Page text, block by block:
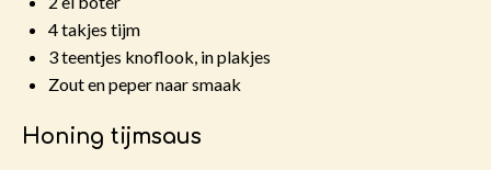
4 takjes tijm
3 teentjes knoflook, in plakjes
Zout en peper naar smaak
Honing tijmsaus